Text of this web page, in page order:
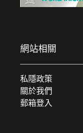
網站相關
私隱政策
關於我們
郵箱登入